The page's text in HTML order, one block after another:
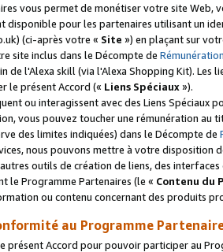
vous permet de monétiser votre site Web,
disponible pour les partenaires utilisant un
(ci-après votre « Site ») en plaçant sur
site inclus dans le Décompte de
de l'Alexa skill (via l'Alexa Shopping Kit).
le présent Accord (« Liens Spéciaux»).
ou interagissent avec des Liens Spéciaux
vous pouvez toucher une rémunération
des limites indiquées) dans le Décompte de
nous pouvons mettre à votre disposition
outils de création de liens, des
le Programme Partenaires (le « Contenu du
ou contenu concernant des produits
au Programme
présent Accord pour pouvoir participer au